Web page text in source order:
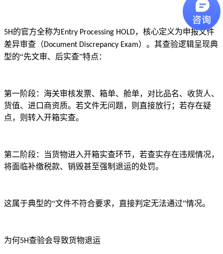
5H的官方全称为Entry Processing HOLD，核心定义为申报文件
差异审查（Document Discrepancy Exam）。其查验逻辑呈现典
型的“先文审、后实查”特点：
第一阶段：海关审核发票、箱单、舱单，对比品名、收货人、
货值、进口商资质。若文件无问题，则直接放行；若存在疑
点，则转入开箱实查。
第二阶段：当货物进入开箱实查环节，若查实存在违规情况，
将面临补缴税款、销毁甚至强制退运的处罚。
这属于典型的“文件不符合要求，直接判定无法通过”情况。
为何5H查验会导致货物退运